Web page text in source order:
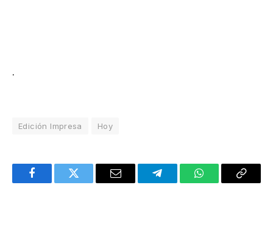
.
Edición Impresa Hoy
FacebookTwitter Email TelegramWhatsAppCopy